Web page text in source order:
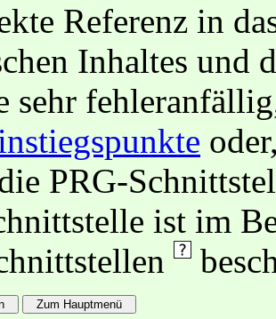
Referenz in
Inhaltes und
sehr
PRG-
ist im